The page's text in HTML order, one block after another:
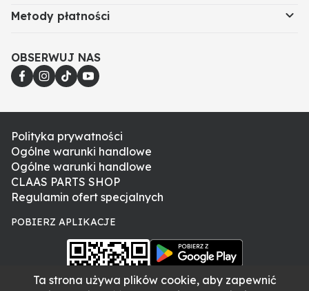
Ta strona używa plików cookie, aby zapewnić
Metody płatności
OBSERWUJ NAS
Polityka prywatności
Ogólne warunki handlowe
Ogólne warunki handlowe
CLAAS PARTS SHOP
Regulamin ofert specjalnych
POBIERZ APLIKACJE